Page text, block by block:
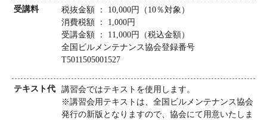
受講料
税抜金額 ： 10,000円（10％対象）
消費税額 ： 1,000円
受講金額 ： 11,000円（税込金額）
全国ビルメンテナンス協会登録番号
T5011505001527
テキスト代
講習会ではテキストを使用します。
※講習会用テキストは、全国ビルメンテナンス協会
発行の新版となりますので、協会にて用意いたしま